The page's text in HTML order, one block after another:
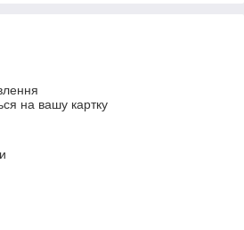
на вашу картку